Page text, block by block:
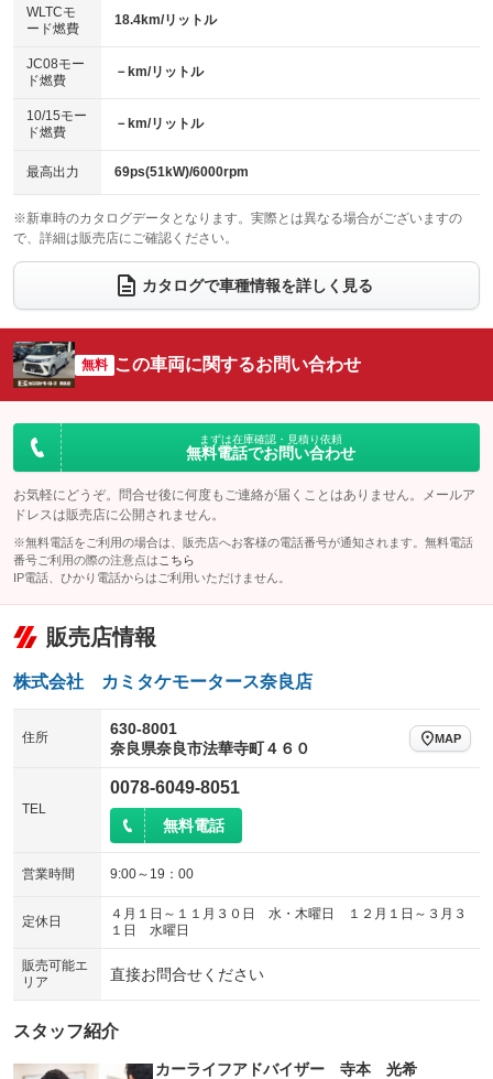
センターデフロック
：装備なし
電動格納ミラー
：装備あり
エアロ
：装備なし
：装備なし
パワーシート
ベンチシート
：装備なし
チップアップシート
：装備なし
：装備なし ：装備なし
ウォークスルー
：装備あり
電動リアゲート フロントカメラ
：装備なし
：装備なし ：装備なし
サイドカメラ
：装備なし ルーフレール
：装備なし
：装備なし
：装備なし
WLTCモ
ード燃費
18.4km/リットル
JC08モー
ド燃費
－km/リットル
10/15モー
ド燃費
－km/リットル
最高出力 69ps(51kW)/6000rpm
※新車時のカタログデータとなります。実際とは異なる場合がございますの
で、詳細は販売店にご確認ください。
カタログで車種情報を詳しく見る
無料 この車両に関するお問い合わせ
まずは在庫確認・見積り依頼
無料電話でお問い合わせ
お気軽にどうぞ。問合せ後に何度もご連絡が届くことはありません。メールア
ドレスは販売店に公開されません。
※無料電話をご利用の場合は、販売店へお客様の電話番号が通知されます。無料電話
番号ご利用の際の注意点は こちら
IP電話、ひかり電話からはご利用いただけません。
販売店情報
株式会社 カミタケモータース奈良店
住所
630-8001
奈良県奈良市法華寺町４６０
MAP
TEL
0078-6049-8051
無料電話
営業時間 9:00～19：00
定休日
４月１日～１１月３０日 水・木曜日 １２月１日～３月３
１日 水曜日
販売可能エ
リア
直接お問合せください
スタッフ紹介
カーライフアドバイザー 寺本 光希